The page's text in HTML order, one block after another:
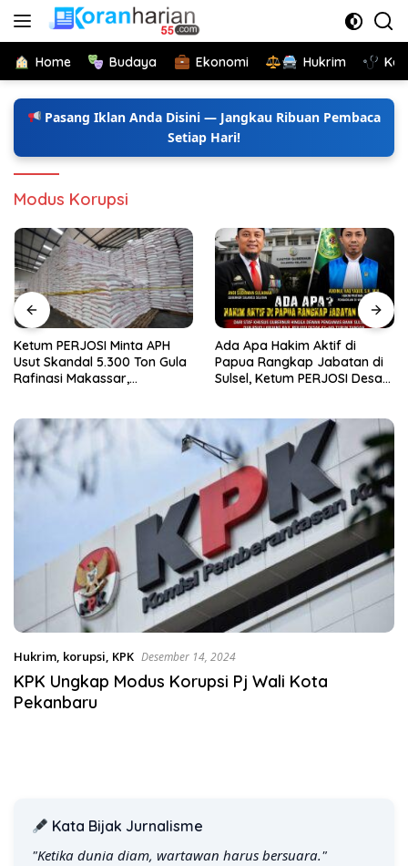
Langsung
Home Budaya Ekonomi Hukrim
Pasang Iklan Anda Disini — Jangkau Ribuan Pembaca
Setiap Hari!
Modus Korupsi
Ketum PERJOSI Minta APH
Usut Skandal 5.300 Ton Gula
Rafinasi Makassar,
Ada Apa Hakim Aktif di
Papua Rangkap Jabatan di
Sulsel, Ketum PERJOSI Desak
Hukrim, korupsi, KPK Desember 14, 2024
KPK Ungkap Modus Korupsi Pj Wali Kota
Pekanbaru
Kata Bijak Jurnalisme
"Ketika dunia diam, wartawan harus bersuara."